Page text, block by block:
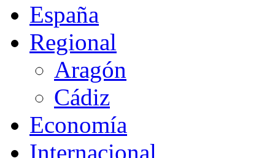
España
Regional
Aragón
Cádiz
Economía
Internacional